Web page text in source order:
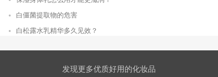
白僵菌提取物的危害
白松露水乳精华多久见效？
发现更多优质好用的化妆品